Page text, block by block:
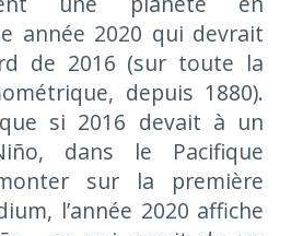
année 2020 qui devrait
de 2016 (sur toute la
depuis 1880).
si 2016 devait à un
dans le Pacifique
sur la première
l’année 2020 affiche